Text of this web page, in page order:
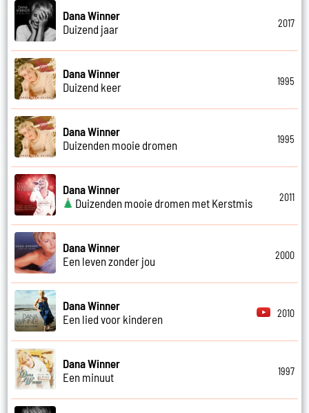
Dana Winner
Duizend jaar
2017
Dana Winner
Duizend keer
1995
Dana Winner
Duizenden mooie dromen
1995
Dana Winner
Duizenden mooie dromen met Kerstmis
2011
Dana Winner
Een leven zonder jou
2000
Dana Winner
Een lied voor kinderen
2010
Dana Winner
Een minuut
1997